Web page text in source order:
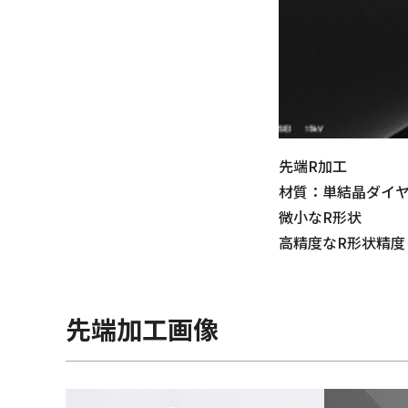
先端R加工
材質：単結晶ダイ
微小なR形状
高精度なR形状精度
先端加工画像